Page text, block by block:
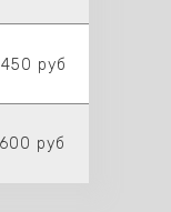
450 руб
600 руб